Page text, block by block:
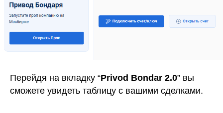
Перейдя на вкладку “Privod Bondar 2.0” вы
сможете увидеть таблицу с вашими сделками.